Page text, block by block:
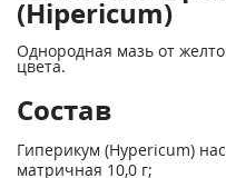
(Hipericum)
Однородная мазь от
цвета.
Состав
Гиперикум (Hypericum)
матричная 10,0 г;